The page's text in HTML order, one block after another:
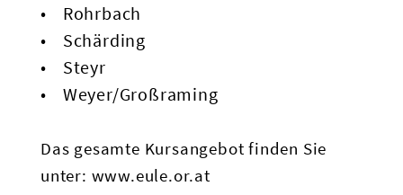
Rohrbach
Schärding
Steyr
Weyer/Großraming
Das gesamte Kursangebot finden Sie
unter: www.eule.or.at